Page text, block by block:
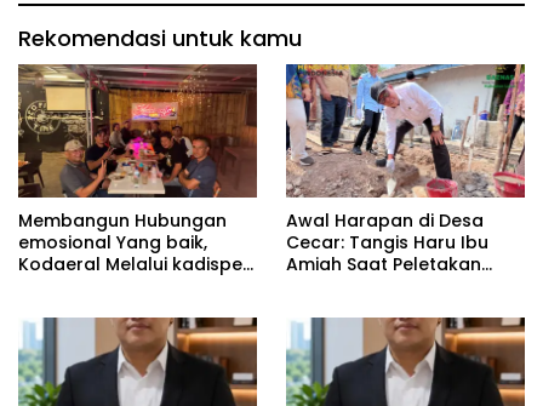
Rekomendasi untuk kamu
Membangun Hubungan
emosional Yang baik,
Kodaeral Melalui kadispen
tidak harus resmi Dengan
suasana Santai lebih
Dekat Dan Harmonis.
Awal Harapan di Desa
Cecar: Tangis Haru Ibu
Amiah Saat Peletakan